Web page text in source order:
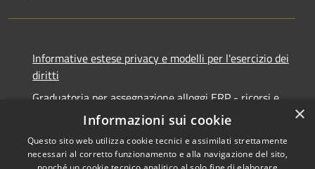
Informative estese privacy e modelli per l'esercizio dei
diritti
Graduatoria per assegnazione alloggi ERP - ricorsi e
×
Informazioni sui cookie
Questo sito web utilizza cookie tecnici e assimilati strettamente
necessari al corretto funzionamento e alla navigazione del sito,